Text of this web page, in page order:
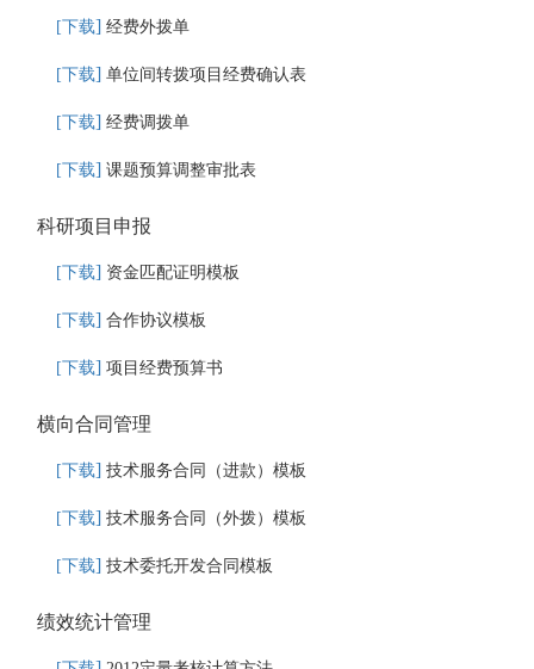
[下载] 经费外拨单
[下载] 单位间转拨项目经费确认表
[下载] 经费调拨单
[下载] 课题预算调整审批表
科研项目申报
[下载] 资金匹配证明模板
[下载] 合作协议模板
[下载] 项目经费预算书
横向合同管理
[下载] 技术服务合同（进款）模板
[下载] 技术服务合同（外拨）模板
[下载] 技术委托开发合同模板
绩效统计管理